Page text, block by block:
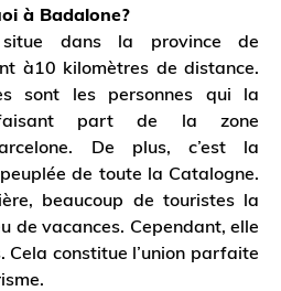
à Badalone?
dans la province de
à10 kilomètres de distance.
sont les personnes qui la
faisant part de la zone
De plus, c’est la
de toute la Catalogne.
beaucoup de touristes la
de vacances. Cependant, elle
Cela constitue l’union parfaite